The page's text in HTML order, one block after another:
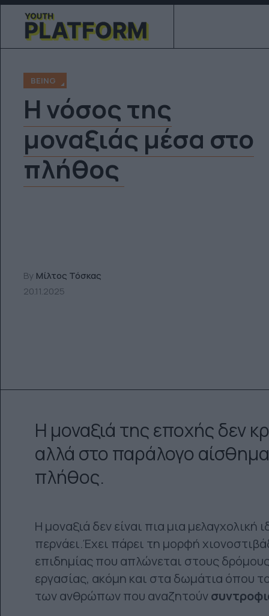
BEING
Η νόσος της
μοναξιάς μέσα στο
πλήθος
By Μίλτος Τόσκας
20.11.2025
Η μοναξιά της εποχής δεν
αλλά στο παράλογο
πλήθος.
Η μοναξιά δεν είναι πια μια
περνάει.Έχει πάρει τη μορφή
επιδημίας που απλώνεται στους
εργασίας, ακόμη και στα δωμάτια
των ανθρώπων που αναζητούν